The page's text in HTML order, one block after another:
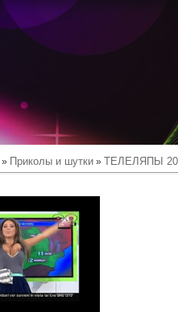
» Приколы и шутки » ТЕЛЕЛЯПЫ